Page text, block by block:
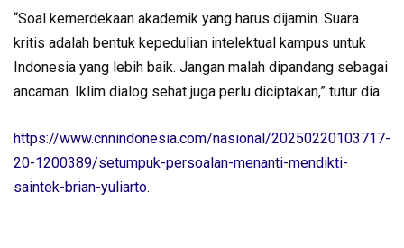
“Soal kemerdekaan akademik yang harus dijamin. Suara
kritis adalah bentuk kepedulian intelektual kampus untuk
Indonesia yang lebih baik. Jangan malah dipandang sebagai
ancaman. Iklim dialog sehat juga perlu diciptakan,” tutur dia.
https://www.cnnindonesia.com/nasional/20250220103717-
20-1200389/setumpuk-persoalan-menanti-mendikti-
saintek-brian-yuliarto.